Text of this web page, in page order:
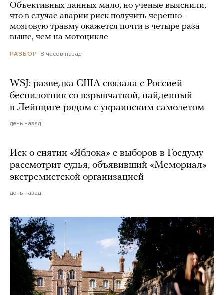
Объективных данных мало, но ученые выяснили,
что в случае аварии риск получить черепно-
мозговую травму окажется почти в четыре раза
выше, чем на мотоцикле
РАЗБОР 8 часов назад
WSJ: разведка США связала с Россией
беспилотник со взрывчаткой, найденный
в Лейпциге рядом с украинским самолетом
день назад
Иск о снятии «Яблока» с выборов в Госдуму
рассмотрит судья, объявивший «Мемориал»
экстремистской организацией
день назад